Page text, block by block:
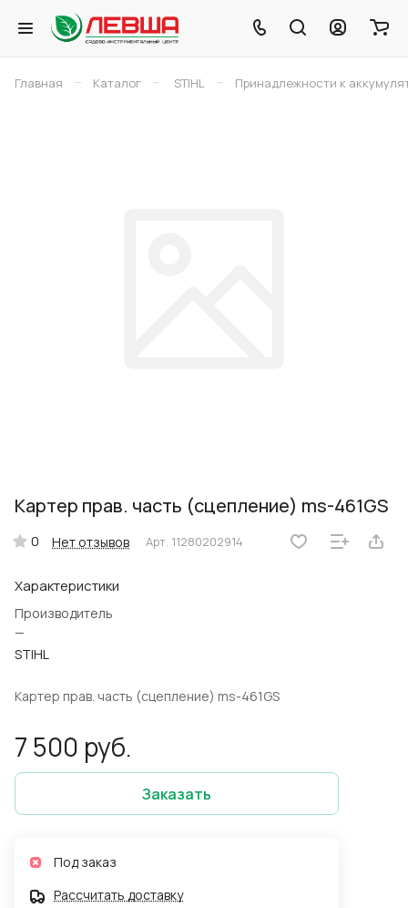
Главная – Каталог – STIHL – Принадлежности к
Картер прав. часть (сцепление) ms-461GS
0 Нет отзывов Арт. 11280202914
Характеристики
Производитель
—
STIHL
Картер прав. часть (сцепление) ms-461GS
7 500 руб.
Заказать
Под заказ
Рассчитать доставку